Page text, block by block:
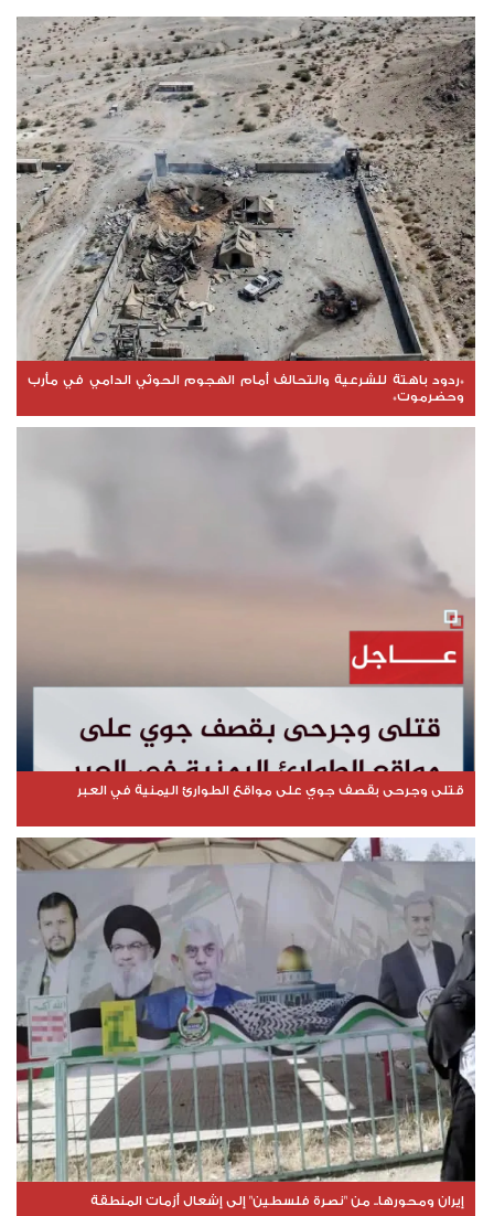
*ردود باهتة للشرعية والتحالف أمام الهجوم الحوثي الدامي في مأرب
وحضرموت*
قتلى وجرحى بقصف جوي على مواقع الطوارئ اليمنية في العبر
إيران ومحورها.. من "نصرة فلسطين" إلى إشعال أزمات المنطقة